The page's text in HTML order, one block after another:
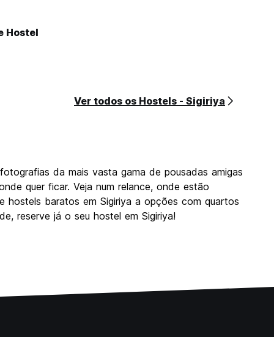
Hostel
Ver todos os Hostels - Sigiriya
da mais vasta gama de pousadas amigas
quer ficar. Veja num relance, onde estão
hostels baratos em Sigiriya a opções com quartos
reserve já o seu hostel em Sigiriya!